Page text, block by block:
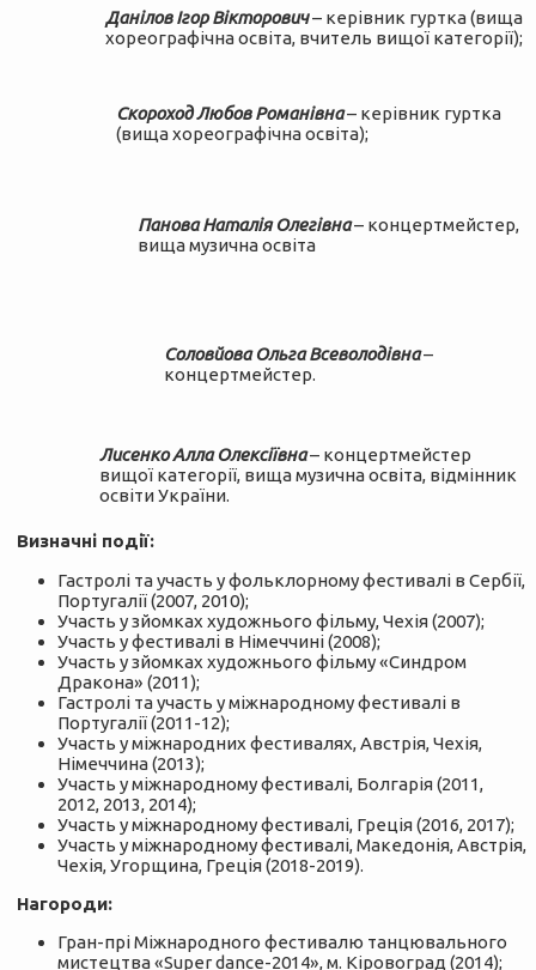
Данілов Ігор Вікторович– керівник гуртка (вища
хореографічна освіта, вчитель вищої категорії);
Скороход Любов Романівна– керівник гуртка
(вища хореографічна освіта);
Панова Наталія Олегівна– концертмейстер,
вища музична освіта
Соловйова Ольга Всеволодівна–
концертмейстер.
Лисенко Алла Олексіївна– концертмейстер
вищої категорії, вища музична освіта, відмінник
освіти України.
Визначні події:
Гастролі та участь у фольклорному фестивалі в Сербії,
Португалії (2007, 2010);
Участь у зйомках художнього фільму, Чехія (2007);
Участь у фестивалі в Німеччині (2008);
Участь у зйомках художнього фільму «Синдром
Дракона» (2011);
Гастролі та участь у міжнародному фестивалі в
Португалії (2011-12);
Участь у міжнародних фестивалях, Австрія, Чехія,
Німеччина (2013);
Участь у міжнародному фестивалі, Болгарія (2011,
2012, 2013, 2014);
Участь у міжнародному фестивалі, Греція (2016, 2017);
Участь у міжнародному фестивалі, Македонія, Австрія,
Чехія, Угорщина, Греція (2018-2019).
Нагороди:
Гран-прі Міжнародного фестивалю танцювального
мистецтва «Super dance-2014», м. Кіровоград (2014);